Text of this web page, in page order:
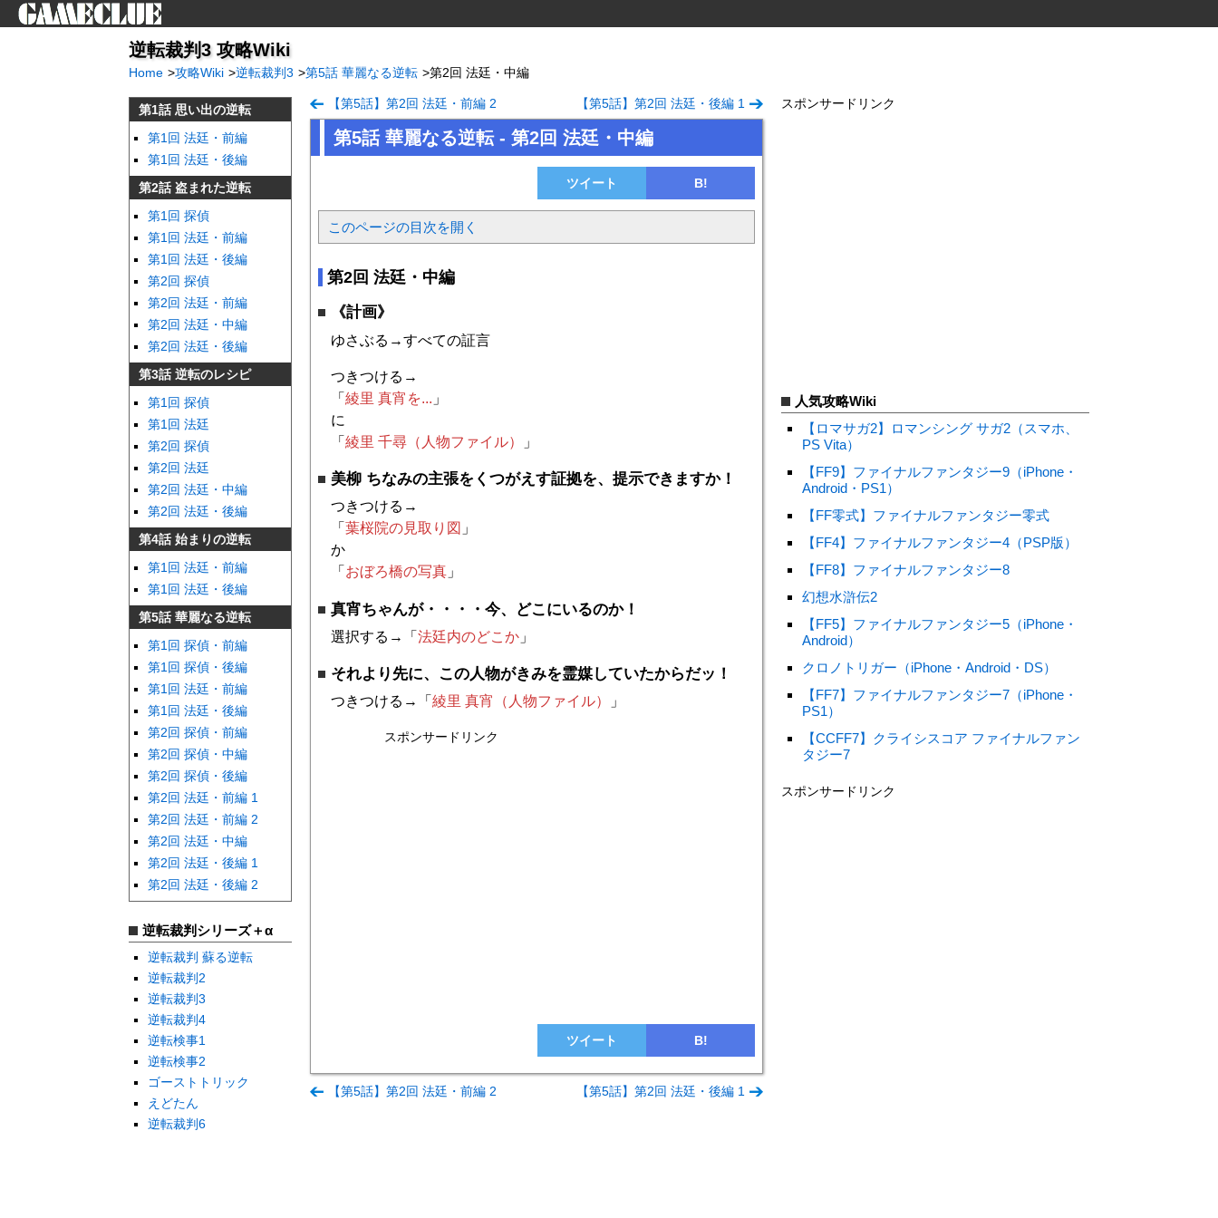
逆転裁判3 攻略Wiki
Home >攻略Wiki >逆転裁判3 >第5話 華麗なる逆転 >第2回 法廷・中編
第1話 思い出の逆転
第1回 法廷・前編
第1回 法廷・後編
第2話 盗まれた逆転
第1回 探偵
第1回 法廷・前編
第1回 法廷・後編
第2回 探偵
第2回 法廷・前編
第2回 法廷・中編
第2回 法廷・後編
第3話 逆転のレシピ
第1回 探偵
第1回 法廷
第2回 探偵
第2回 法廷
第2回 法廷・中編
第2回 法廷・後編
第4話 始まりの逆転
第1回 法廷・前編
第1回 法廷・後編
第5話 華麗なる逆転
第1回 探偵・前編
第1回 探偵・後編
第1回 法廷・前編
第1回 法廷・後編
第2回 探偵・前編
第2回 探偵・中編
第2回 探偵・後編
第2回 法廷・前編 1
第2回 法廷・前編 2
第2回 法廷・中編
第2回 法廷・後編 1
第2回 法廷・後編 2
逆転裁判シリーズ＋α
逆転裁判 蘇る逆転
逆転裁判2
逆転裁判3
逆転裁判4
逆転検事1
逆転検事2
ゴーストトリック
えどたん
逆転裁判6
【第5話】第2回 法廷・前編 2 【第5話】第2回 法廷・後編 1
第5話 華麗なる逆転 - 第2回 法廷・中編
ツイート B!
このページの目次を開く
第2回 法廷・中編
《計画》
ゆさぶる→すべての証言
つきつける→
「綾里 真宵を... 」
に
「綾里 千尋（人物ファイル） 」
美柳 ちなみの主張をくつがえす証拠を、提示できますか！
つきつける→
「葉桜院の見取り図 」
か
「 おぼろ橋の写真 」
真宵ちゃんが・・・・今、どこにいるのか！
選択する→「法廷内のどこか 」
それより先に、この人物がきみを霊媒していたからだッ！
つきつける→「綾里 真宵（人物ファイル） 」
スポンサードリンク
ツイート B!
【第5話】第2回 法廷・前編 2 【第5話】第2回 法廷・後編 1
スポンサードリンク
人気攻略Wiki
【ロマサガ2】ロマンシング サガ2（スマホ、
PS Vita）
【FF9】ファイナルファンタジー9（iPhone・
Android・PS1）
【FF零式】ファイナルファンタジー零式
【FF4】ファイナルファンタジー4（PSP版）
【FF8】ファイナルファンタジー8
幻想水滸伝2
【FF5】ファイナルファンタジー5（iPhone・
Android）
クロノトリガー（iPhone・Android・DS）
【FF7】ファイナルファンタジー7（iPhone・
PS1）
【CCFF7】クライシスコア ファイナルファン
タジー7
スポンサードリンク